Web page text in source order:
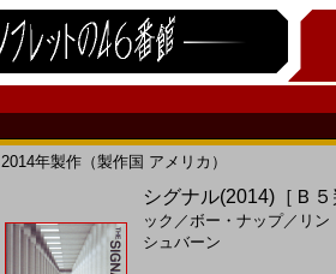
2014年製作（製作国 アメリカ）
シグナル(2014)［Ｂ
ック ／ボー・ナップ／ リン
シュバーン